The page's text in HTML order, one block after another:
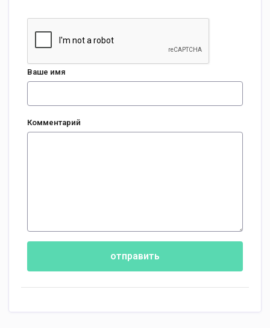
Ваше имя
Комментарий
отправить